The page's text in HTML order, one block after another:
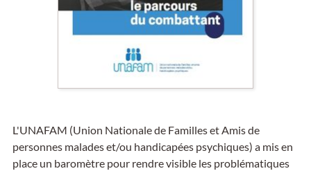
L'UNAFAM (Union Nationale de Familles et Amis de
personnes malades et/ou handicapées psychiques) a mis en
place un baromètre pour rendre visible les problématiques